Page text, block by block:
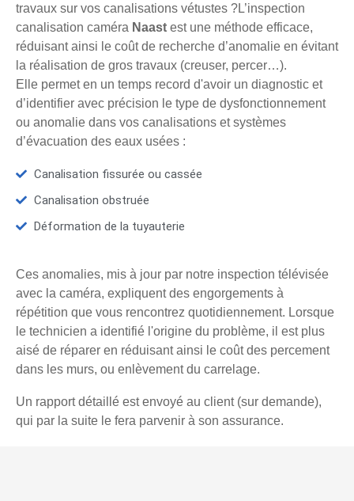
travaux sur vos canalisations vétustes ?L’inspection
canalisation caméra Naast est une méthode efficace,
réduisant ainsi le coût de recherche d’anomalie en évitant
la réalisation de gros travaux (creuser, percer…).
Elle permet en un temps record d'avoir un diagnostic et
d’identifier avec précision le type de dysfonctionnement
ou anomalie dans vos canalisations et systèmes
d’évacuation des eaux usées :
Canalisation fissurée ou cassée
Canalisation obstruée
Déformation de la tuyauterie
Ces anomalies, mis à jour par notre inspection télévisée
avec la caméra, expliquent des engorgements à
répétition que vous rencontrez quotidiennement. Lorsque
le technicien a identifié l'origine du problème, il est plus
aisé de réparer en réduisant ainsi le coût des percement
dans les murs, ou enlèvement du carrelage.
Un rapport détaillé est envoyé au client (sur demande),
qui par la suite le fera parvenir à son assurance.